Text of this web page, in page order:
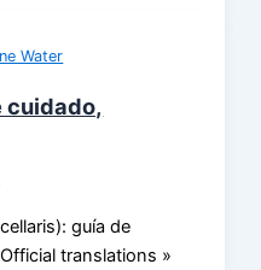
Water
cuidado,
guía de
translations »